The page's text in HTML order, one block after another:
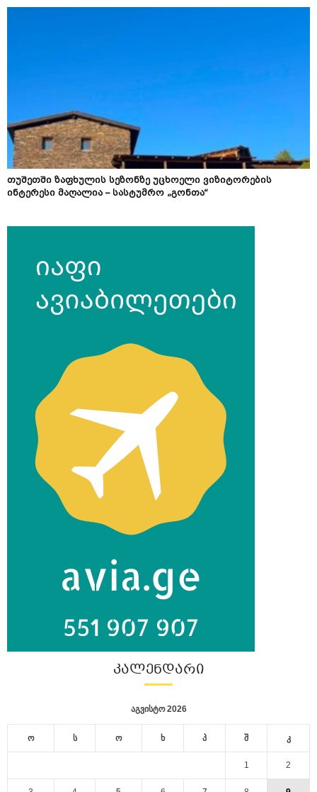
თუშეთში ზაფხულის სეზონზე უცხოელი ვიზიტორების
ინტერესი მაღალია – სასტუმრო „გონთა“
ᲙᲐᲚᲔᲜᲓᲐᲠᲘ
აგვისტო 2026
ო ს ო ხ პ შ კ
1 2